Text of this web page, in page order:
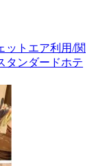
ットエア利用/関
タンダードホテ